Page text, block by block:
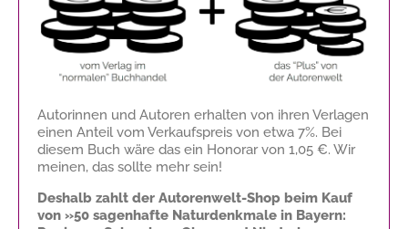
Autorinnen und Autoren erhalten von ihren Verlagen
einen Anteil vom Verkaufspreis von etwa 7%. Bei
diesem Buch wäre das ein Honorar von 1,05 €. Wir
meinen, das sollte mehr sein!
Deshalb zahlt der Autorenwelt-Shop beim Kauf
von »50 sagenhafte Naturdenkmale in Bayern: